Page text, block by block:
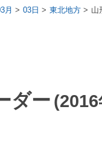
月 03日 東北地方 山
ダー